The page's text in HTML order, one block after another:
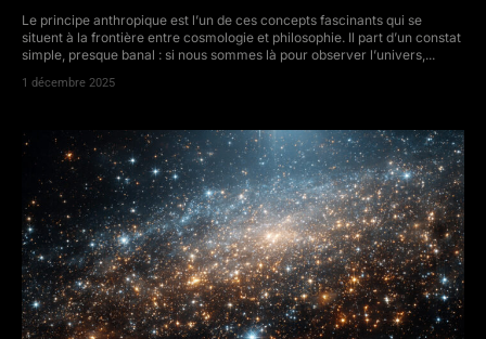
Le principe anthropique est l’un de ces concepts fascinants qui se
situent à la frontière entre cosmologie et philosophie. Il part d’un constat
simple, presque banal : si nous sommes là pour observer l’univers,...
1 décembre 2025